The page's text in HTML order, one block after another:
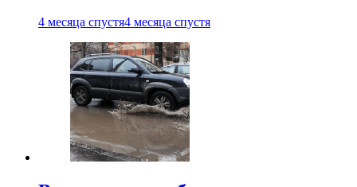
4 месяца спустя4 месяца спустя